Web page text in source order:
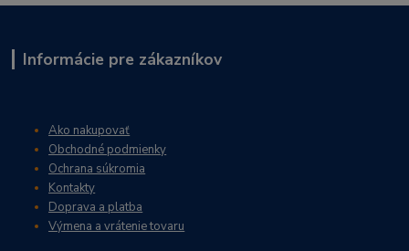
Informácie pre zákazníkov
Ako nakupovať
Obchodné podmienky
Ochrana súkromia
Kontakty
Doprava a platba
Výmena a vrátenie tovaru